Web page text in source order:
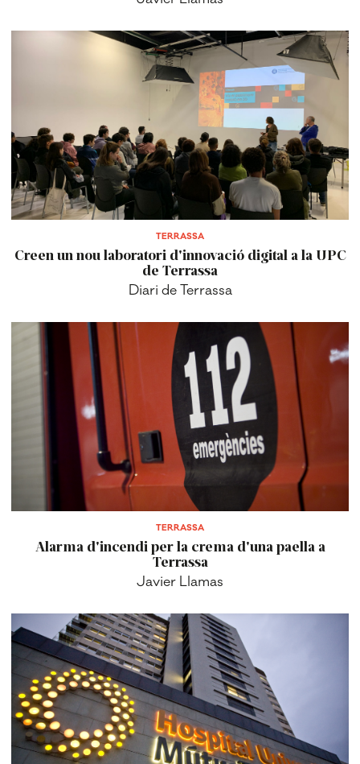
TERRASSA
Creen un nou laboratori d'innovació digital a la UPC
de Terrassa
Diari de Terrassa
TERRASSA
Alarma d'incendi per la crema d'una paella a
Terrassa
Javier Llamas